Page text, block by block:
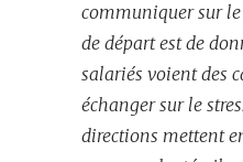
communiquer sur
de départ est de
salariés voient des
échanger sur le
directions mettent